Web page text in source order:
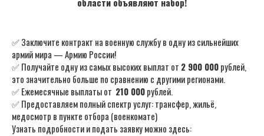
✅ Заключите контракт на военную службу в одну из сильнейших
армий мира — Армию России!
✅ Получайте одну из самых высоких выплат от 2 900 000рублей,
это значительно больше по сравнению с другими регионами.
✅ Ежемесячные выплаты от 210 000рублей.
✅ Предоставляем полный спектр услуг: трансфер, жильё,
медосмотр в пункте отбора (военкомате)
Узнать подробности и подать заявку можно здесь: